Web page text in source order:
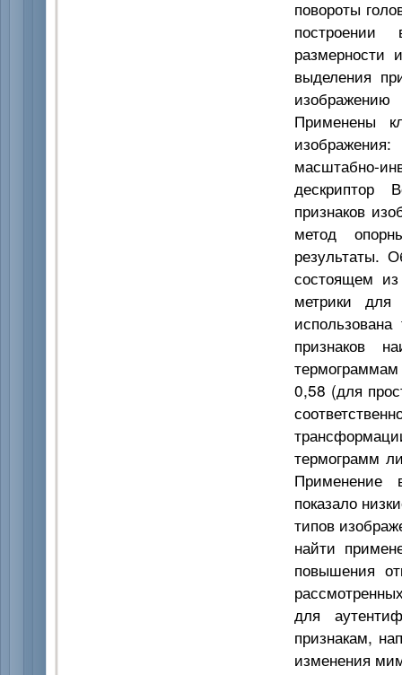
повороты
построении
размерности
выделения
Применены
масштабно-
дескриптор
признаков
метод
результаты.
состоящем
метрики для
признаков
0,58 (для
термограмм
Применение
показало
типов
найти
повышения
для
признакам,
изменения